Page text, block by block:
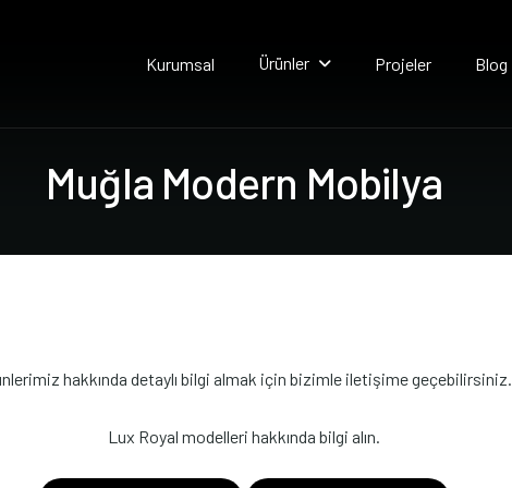
Kurumsal Ürünler Projeler Blog
Muğla Modern Mobilya
hakkında detaylı bilgi almak için bizimle iletişime geçebilirsiniz.
Lux Royal modelleri hakkında bilgi alın.